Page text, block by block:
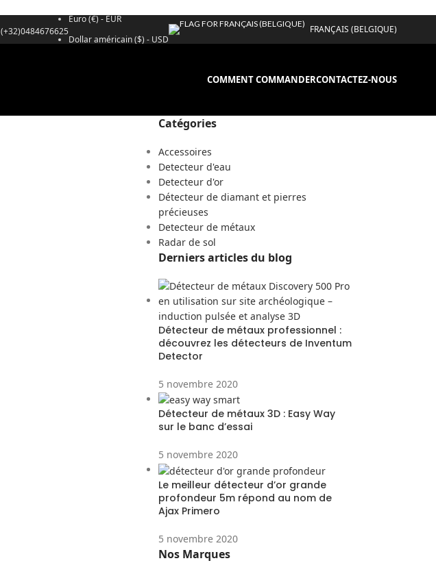
(+32)0484676625
Euro (€) - EUR
Dollar américain ($) - USD
FRANÇAIS (BELGIQUE)
COMMENT COMMANDERCONTACTEZ-NOUS
Catégories
Accessoires
Detecteur d'eau
Detecteur d'or
Détecteur de diamant et pierres
précieuses
Detecteur de métaux
Radar de sol
Derniers articles du blog
Détecteur de métaux professionnel :
découvrez les détecteurs de Inventum
Detector
5 novembre 2020
Détecteur de métaux 3D : Easy Way
sur le banc d’essai
5 novembre 2020
Le meilleur détecteur d’or grande
profondeur 5m répond au nom de
Ajax Primero
5 novembre 2020
Nos Marques